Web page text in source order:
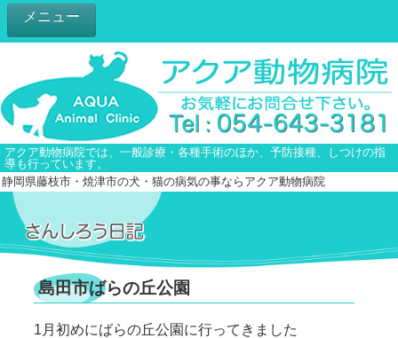
メニュー
アクア動物病院では、一般診療・各種手術のほか、予防接種、しつけの指
導も行っています。
静岡県藤枝市・焼津市の犬・猫の病気の事ならアクア動物病院
島田市ばらの丘公園
1月初めにばらの丘公園に行ってきました